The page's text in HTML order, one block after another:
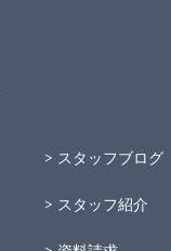
スタッフブログ
スタッフ紹介